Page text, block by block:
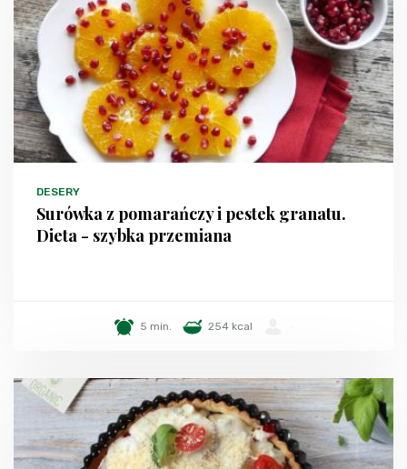
DESERY
Surówka z pomarańczy i pestek granatu.
Dieta - szybka przemiana
5 min. 254 kcal